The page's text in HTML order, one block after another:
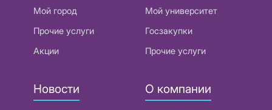
Мой город
Прочие услуги
Акции
Мой университет
Госзакупки
Прочие услуги
Новости О компании